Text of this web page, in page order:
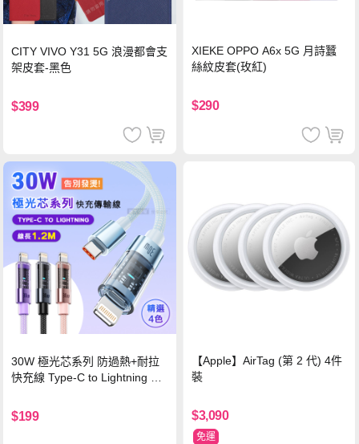
CITY VIVO Y31 5G 浪漫都會支
架皮套-黑色
$399
XIEKE OPPO A6x 5G 月詩蠶
絲紋皮套(玫紅)
$290
30W 極光芯系列 防過熱+耐拉
快充線 Type-C to Lightning 傳
$199
【Apple】AirTag (第 2 代) 4件
裝
$3,090
免運